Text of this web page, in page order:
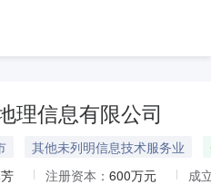
理信息有限公司
其他未列明信息技术服务业
注册资本： 600万元
成